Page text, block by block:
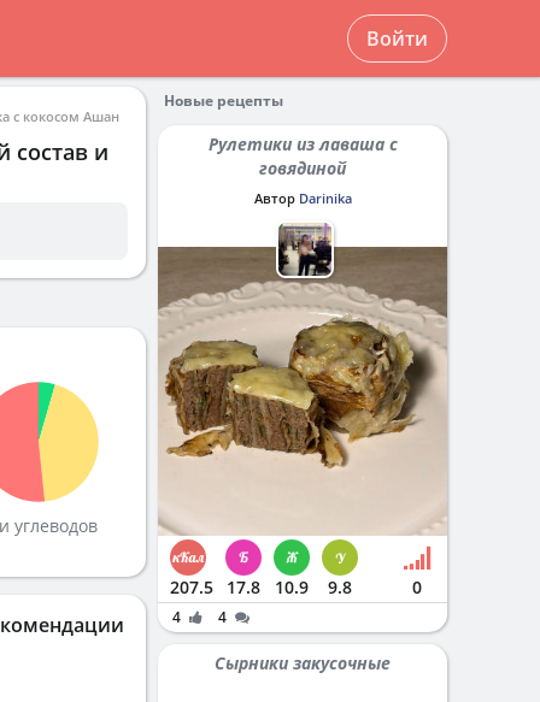
Войти
с кокосом Ашан
состав и
углеводов
Новые рецепты
Рулетики из лаваша с
говядиной
Автор Darinika
207.5 17.8 10.9 9.8 0
4 4
Сырники закусочные